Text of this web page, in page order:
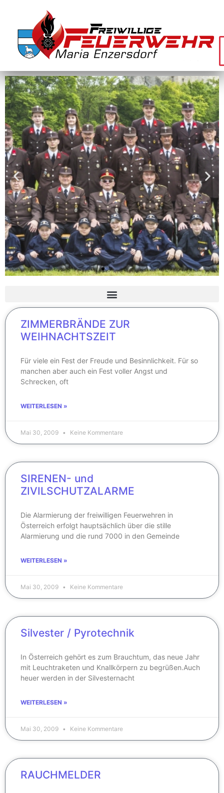
ZIMMERBRÄNDE ZUR
WEIHNACHTSZEIT
Für viele ein Fest der Freude und Besinnlichkeit. Für so
manchen aber auch ein Fest voller Angst und
Schrecken, oft
WEITERLESEN »
Mai 30, 2009 Keine Kommentare
SIRENEN- und
ZIVILSCHUTZALARME
Die Alarmierung der freiwilligen Feuerwehren in
Österreich erfolgt hauptsächlich über die stille
Alarmierung und die rund 7000 in den Gemeinde
WEITERLESEN »
Mai 30, 2009 Keine Kommentare
Silvester / Pyrotechnik
In Österreich gehört es zum Brauchtum, das neue Jahr
mit Leuchtraketen und Knallkörpern zu begrüßen.Auch
heuer werden in der Silvesternacht
WEITERLESEN »
Mai 30, 2009 Keine Kommentare
RAUCHMELDER